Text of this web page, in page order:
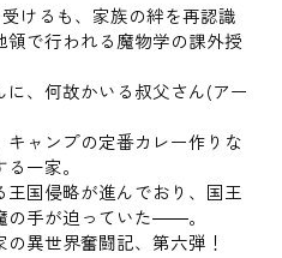
けるも、家族の絆を再認識
領で行われる魔物学の課外授
、何故かいる叔父さん(アー
ャンプの定番カレー作りな
一家。
国侵略が進んでおり、国王
の手が迫っていた――。
異世界奮闘記、第六弾！